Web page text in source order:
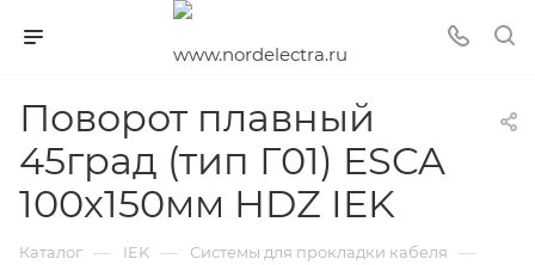
Поворот плавный
45град (тип Г01) ESCA
100х150мм HDZ IEK
Каталог — IEK — Системы для прокладки кабеля —